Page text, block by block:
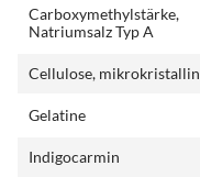
Carboxymethylstärke,
Natriumsalz Typ A
Cellulose, mikrokristallin
Gelatine
Indigocarmin